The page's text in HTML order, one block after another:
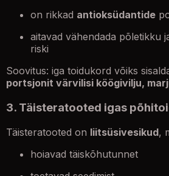
on rikkad antioksüdantide
aitavad vähendada põletikku
riski
Soovitus: iga toidukord võiks
portsjonit värvilisi köögivilju,
3. Täisteratooted igas
Täisteratooted on liitsüsivesikud,
hoiavad täiskõhutunnet